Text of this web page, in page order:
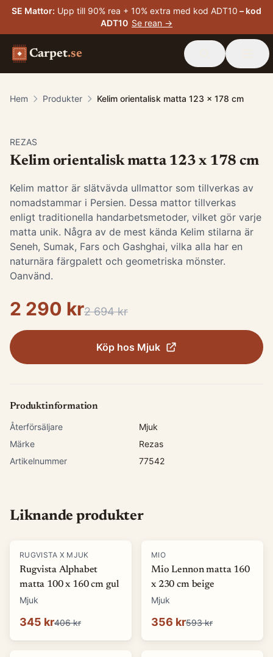
SE Mattor: Upp till 90% rea + 10% extra med kod ADT10 – kod
ADT10 Se rean →
Carpet.se
Hem Produkter Kelim orientalisk matta 123 x 178 cm
REZAS
Kelim orientalisk matta 123 x 178 cm
Kelim mattor är slätvävda ullmattor som tillverkas av
nomadstammar i Persien. Dessa mattor tillverkas
enligt traditionella handarbetsmetoder, vilket gör varje
matta unik. Några av de mest kända Kelim stilarna är
Seneh, Sumak, Fars och Gashghai, vilka alla har en
naturnära färgpalett och geometriska mönster.
Oanvänd.
2 290 kr2 694 kr
Köp hos Mjuk
Produktinformation
Återförsäljare
Mjuk
Märke
Rezas
Artikelnummer
77542
Liknande produkter
-15%
RUGVISTA X MJUK
Rugvista Alphabet
matta 100 x 160 cm gul
Mjuk
345 kr406 kr
-40%
MIO
Mio Lennon matta 160
x 230 cm beige
Mjuk
356 kr593 kr